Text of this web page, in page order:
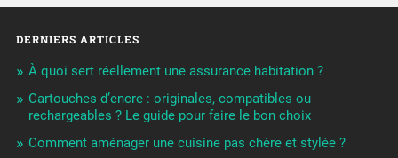
DERNIERS ARTICLES
À quoi sert réellement une assurance habitation ?
Cartouches d’encre : originales, compatibles ou
rechargeables ? Le guide pour faire le bon choix
Comment aménager une cuisine pas chère et stylée ?